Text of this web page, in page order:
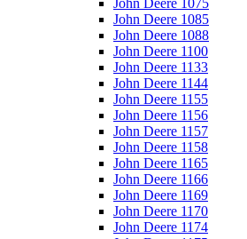
John Deere 1075
John Deere 1085
John Deere 1088
John Deere 1100
John Deere 1133
John Deere 1144
John Deere 1155
John Deere 1156
John Deere 1157
John Deere 1158
John Deere 1165
John Deere 1166
John Deere 1169
John Deere 1170
John Deere 1174